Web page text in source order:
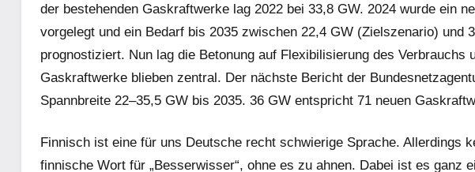
der bestehenden Gaskraftwerke lag 2022 bei 33,8 GW. 2024 wurde ein
vorgelegt und ein Bedarf bis 2035 zwischen 22,4 GW (Zielszenario) und
prognostiziert. Nun lag die Betonung auf Flexibilisierung des Verbrauchs
Gaskraftwerke blieben zentral. Der nächste Bericht der
Spannbreite 22–35,5 GW bis 2035. 36 GW entspricht 71 neuen
Finnisch ist eine für uns Deutsche recht schwierige Sprache. Allerdings
finnische Wort für „Besserwisser“, ohne es zu ahnen. Dabei ist es ganz